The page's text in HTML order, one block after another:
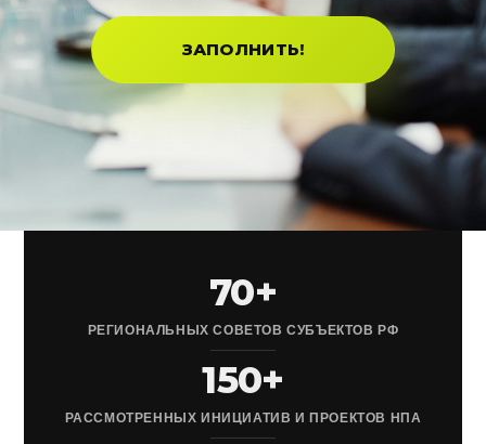
ЗАПОЛНИТЬ!
70+
РЕГИОНАЛЬНЫХ СОВЕТОВ СУБЪЕКТОВ РФ
150+
РАССМОТРЕННЫХ ИНИЦИАТИВ И ПРОЕКТОВ НПА